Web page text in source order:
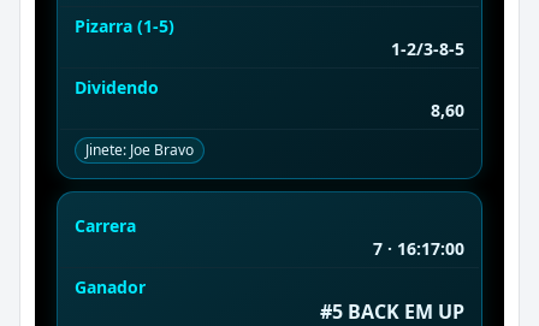
Pizarra (1-5)
1-2/3-8-5
Dividendo
8,60
Jinete: Joe Bravo
Carrera
7 · 16:17:00
Ganador
#5 BACK EM UP